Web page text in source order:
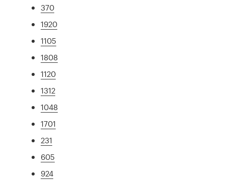
370
1920
1105
1808
1120
1312
1048
1701
231
605
924